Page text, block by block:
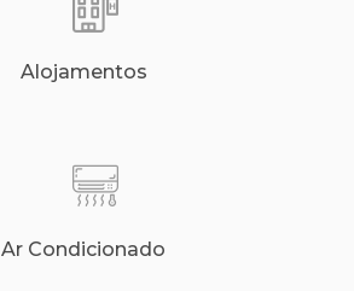
Alojamentos
Ar Condicionado